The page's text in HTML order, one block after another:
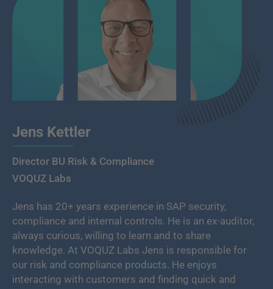
Jens Kettler
Director BU Risk & Compliance
VOQUZ Labs
Jens has 20+ years experience in SAP security,
compliance and internal controls. He is an ex-auditor,
always curious, willing to learn and to share
knowledge. At VOQUZ Labs Jens is responsible for
our risk and compliance products. He enjoys
interacting with customers and finding quick and